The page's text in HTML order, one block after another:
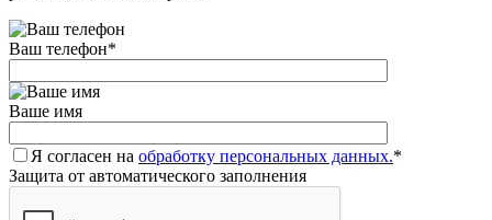
Ваш телефон*
Ваше имя
Я согласен на обработку персональных данных.*
Защита от автоматического заполнения